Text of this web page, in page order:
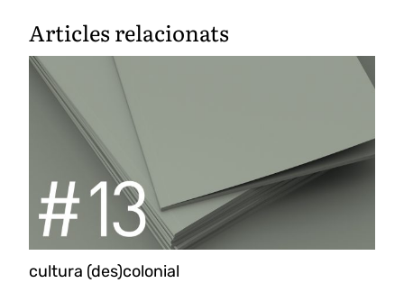
Articles relacionats
cultura (des)colonial